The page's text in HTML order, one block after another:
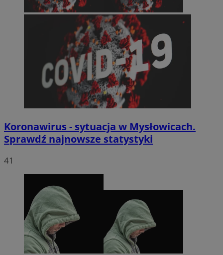
Koronawirus - sytuacja w Mysłowicach.
Sprawdź najnowsze statystyki
41